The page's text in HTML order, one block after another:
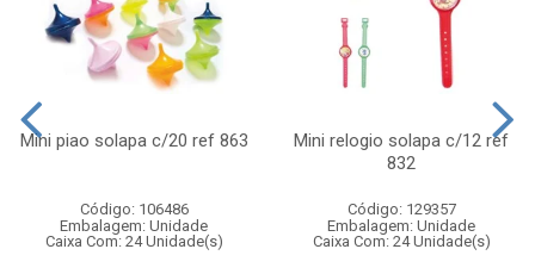
Mini piao solapa c/20 ref 863
Código: 106486
Embalagem: Unidade
Caixa Com: 24 Unidade(s)
Mini relogio solapa c/12 ref
832
Código: 129357
Embalagem: Unidade
Caixa Com: 24 Unidade(s)